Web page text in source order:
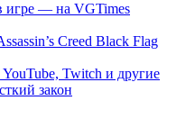
игре — на VGTimes
Creed Black Flag
Twitch и другие
закон